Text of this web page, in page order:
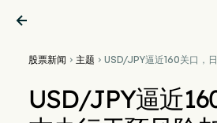

股票新闻  主题  USD/JPY逼近160关口，
USD/JPY逼近